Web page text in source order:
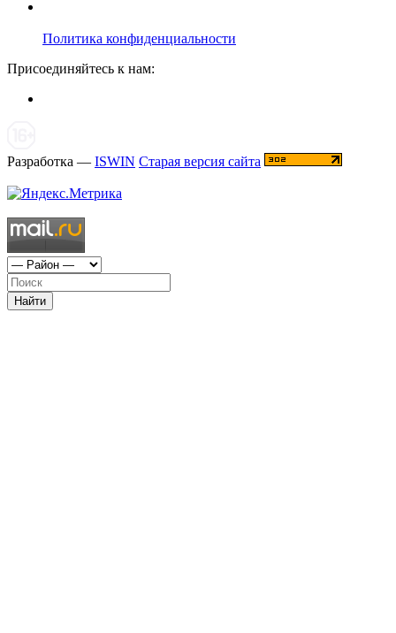
Политика конфиденциальности
Присоединяйтесь к нам:
Разработка — ISWIN Старая версия сайта
Найти